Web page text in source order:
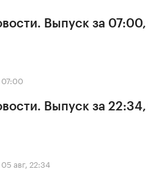
Выпуск за
07:00
Выпуск за
05 авг, 22:34